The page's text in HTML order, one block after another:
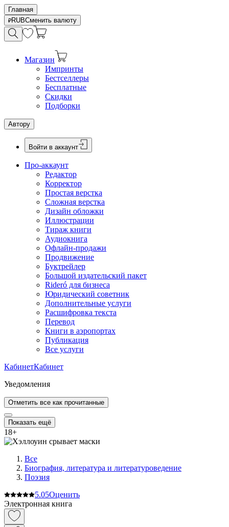
Главная
RUBСменить валюту
Магазин
Импринты
Бестселлеры
Бесплатные
Скидки
Подборки
Автору
Войти в аккаунт
Про-аккаунт
Редактор
Корректор
Простая верстка
Сложная верстка
Дизайн обложки
Иллюстрации
Тираж книги
Аудиокнига
Офлайн-продажи
Продвижение
Буктрейлер
Большой издательский пакет
Rideró для бизнеса
Юридический советник
Дополнительные услуги
Расшифровка текста
Перевод
Книги в аэропортах
Публикация
Все услуги
КабинетКабинет
Уведомления
Отметить все как прочитанные
Показать ещё
18+
Все
Биография, литература и литературоведение
Поэзия
5.05Оценить
Электронная книга